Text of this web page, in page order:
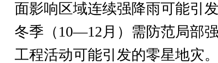
面影响区域连续强降雨可能引
冬季（10—12月）需防范局部
工程活动可能引发的零星地灾